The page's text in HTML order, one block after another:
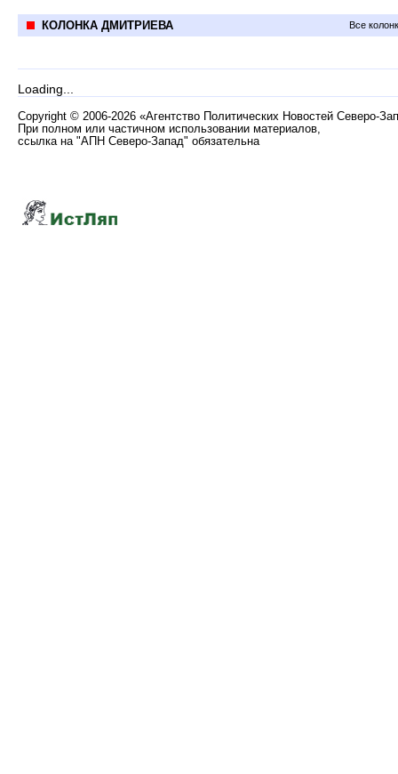
КОЛОНКА ДМИТРИЕВА Все
Loading...
Copyright © 2006-2026 «Агентство Политических Новостей Северо-
При полном или частичном использовании материалов,
ссылка на "АПН Северо-Запад" обязательна